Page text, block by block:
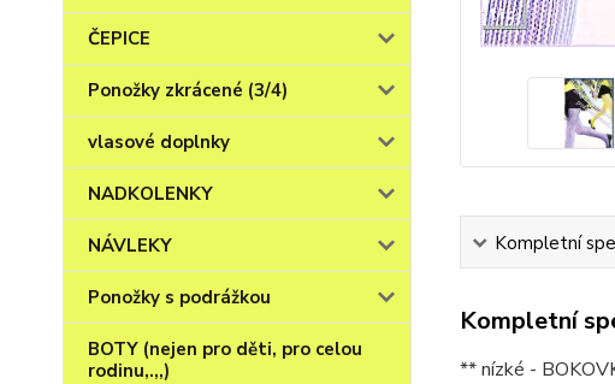
ČEPICE
Ponožky zkrácené (3/4)
vlasové doplnky
NADKOLENKY
NÁVLEKY
Ponožky s podrážkou
BOTY (nejen pro děti, pro celou
rodinu,.,,)
Kompletní
Kompletní
** nízké -